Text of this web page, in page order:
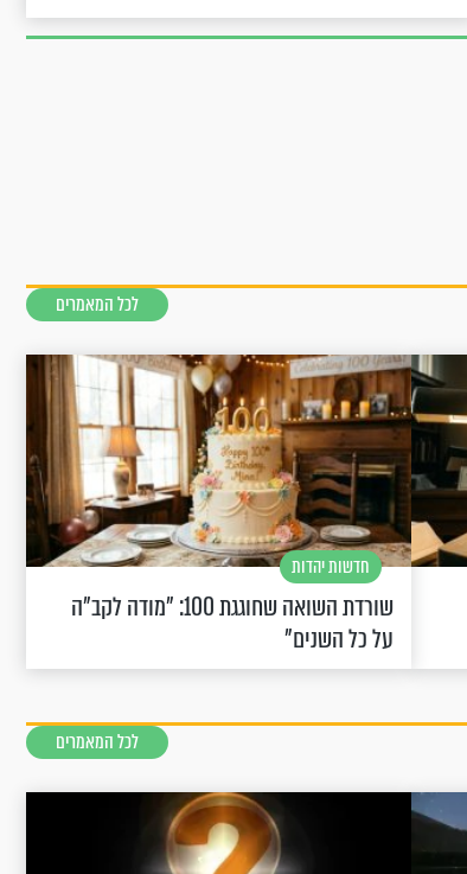
לכל המאמרים
חדשות יהדות
שורדת השואה שחוגגת 100: "מודה לקב"ה
על כל השנים"
לכל המאמרים